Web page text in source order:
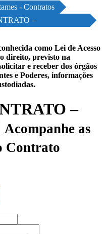
- Contratos
–
como Lei de Acesso
direito, previsto na
e receber dos órgãos
e Poderes, informações
–
Acompanhe as
Contrato